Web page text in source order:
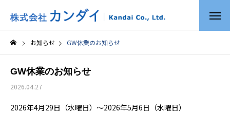
お知らせ GW休業のお知らせ
GW休業のお知らせ
2026.04.27
2026年4月29日（水曜日）～2026年5月6日（水曜日）